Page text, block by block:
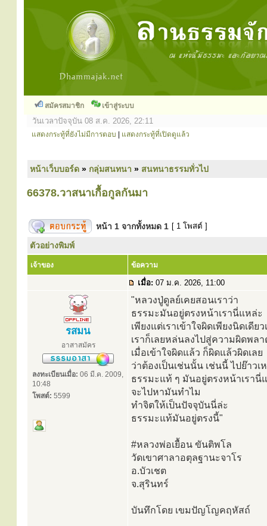
สมัครสมาชิก เข้าสู่ระบบ
วันเวลาปัจจุบัน 08 ส.ค. 2026, 22:11
แสดงกระทู้ที่ยังไม่มีการตอบ แสดงกระทู้ที่เปิดดูแล้ว
หน้าเว็บบอร์ด » กลุ่มสนทนา » สนทนาธรรมทั่วไป
66378.วาสนาเกื้อกูลกันมา
หน้า 1 จากทั้งหมด 1 [ 1 โพสต์ ]
ตัวอย่างพิมพ์
เจ้าของ ข้อความ
เมื่อ: 07 ม.ค. 2026, 11:00
รสมน
อาสาสมัคร
ลงทะเบียนเมื่อ: 06 มี.ค. 2009,
10:48
โพสต์: 5599
"หลวงปู่ดูลย์เคยสอนเราว่า
ธรรมะมันอยู่ตรงหน้าเรานี่แหล่ะ
เพียงแต่เราเข้าใจผิดเพียงนิดเดียว
เราก็เลยหล่นลงไปสู่ความผิดพลา
เมื่อเข้าใจผิดแล้ว ก็ผิดแล้วผิดเลย
ว่าต้องเป็นเช่นนั้น เช่นนี้ ไปย๊าวเ
ธรรมะแท้ ๆ มันอยู่ตรงหน้าเรานี่
จะไปหามันทำไม
ทำจิตให้เป็นปัจจุบันนี่ล่ะ
ธรรมะแท้มันอยู่ตรงนี้"
#หลวงพ่อเยื้อน ขันติพโล
วัดเขาศาลาอตุลฐานะจาโร
อ.บัวเชต
จ.สุรินทร์
บันทึกโดย เขมปัญโญคฤหัสถ์